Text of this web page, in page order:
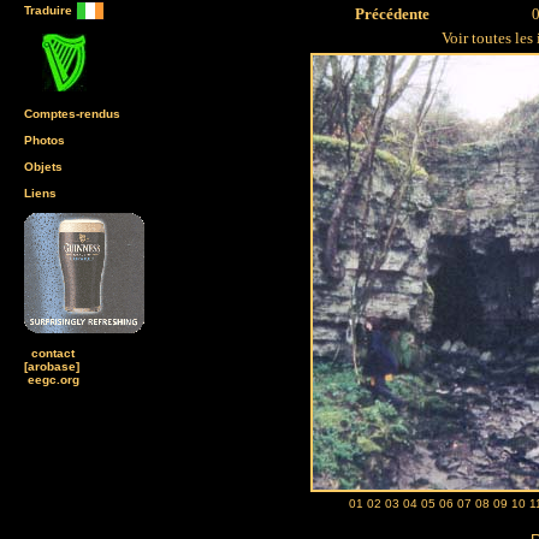
Traduire
Comptes-rendus
Photos
Objets
Liens
contact
[arobase]
eegc.org
Précédente
Voir toutes les
01 02 03 04 05 06 07 08 09 10